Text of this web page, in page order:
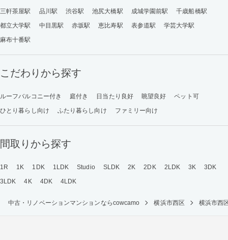
三軒茶屋駅 品川駅 渋谷駅 池尻大橋駅 成城学園前駅
千歳船橋駅
都立大学駅
中目黒駅 赤坂駅 恵比寿駅 表参道駅
学芸大学駅
麻布十番駅
こだわりから探す
ルーフバルコニー付き 庭付き 日当たり良好 眺望良好
ペット可
ひとり暮らし向け
ふたり暮らし向け ファミリー向け
間取りから探す
1R 1K 1DK 1LDK Studio SLDK 2K 2DK 2LDK 3K
3DK
3LDK
4K 4DK 4LDK
中古・リノベーションマンションならcowcamo 横浜市西区 横浜市西